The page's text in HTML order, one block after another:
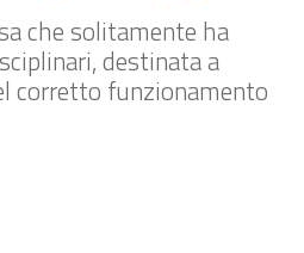
che solitamente ha
destinata a
corretto funzionamento